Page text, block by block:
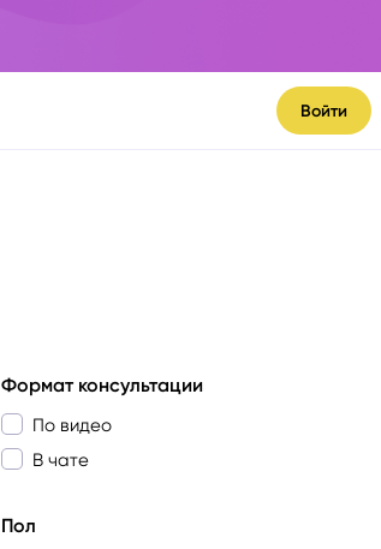
Войти
Формат консультации
По видео
В чате
Пол